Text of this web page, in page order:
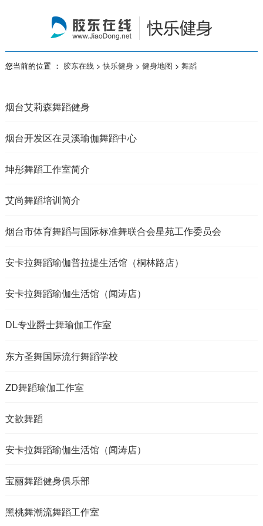
您当前的位置 ： 胶东在线>快乐健身> 健身地图 > 舞蹈
烟台艾莉森舞蹈健身
烟台开发区在灵溪瑜伽舞蹈中心
坤彤舞蹈工作室简介
艾尚舞蹈培训简介
烟台市体育舞蹈与国际标准舞联合会星苑工作委员会
安卡拉舞蹈瑜伽普拉提生活馆（桐林路店）
安卡拉舞蹈瑜伽生活馆（闻涛店）
DL专业爵士舞瑜伽工作室
东方圣舞国际流行舞蹈学校
ZD舞蹈瑜伽工作室
文歆舞蹈
安卡拉舞蹈瑜伽生活馆（闻涛店）
宝丽舞蹈健身俱乐部
黑桃舞潮流舞蹈工作室